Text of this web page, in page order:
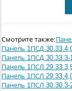
Смотрите также:
Панель 1ПСД
Панель 1ПСД 30.33.3-
Панель 1ПСЛ
Панель 1ПСЛ
Панель 1ПСЛ 30.30.3-